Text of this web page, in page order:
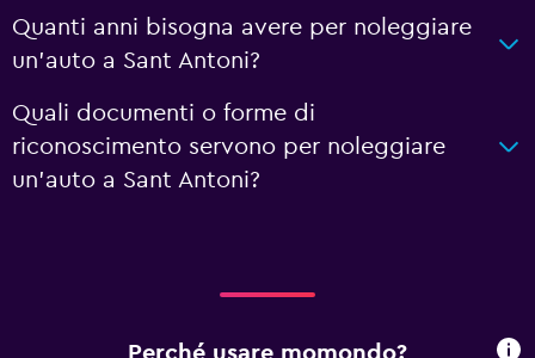
Quanti anni bisogna avere per noleggiare
un'auto a Sant Antoni?
Quali documenti o forme di
riconoscimento servono per noleggiare
un'auto a Sant Antoni?
Perché usare momondo?